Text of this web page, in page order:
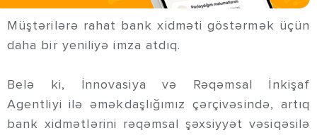
Müştərilərə rahat bank xidməti göstərmək üçün
daha bir yeniliyə imza atdıq.
Belə ki, İnnovasiya və Rəqəmsal İnkişaf
Agentliyi ilə əməkdaşlığımız çərçivəsində, artıq
bank xidmətlərini rəqəmsal şəxsiyyət vəsiqəsilə